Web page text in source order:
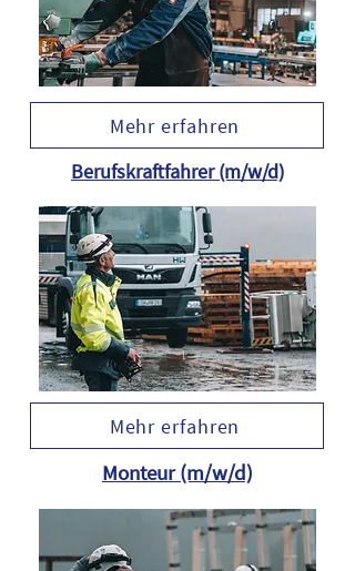
Mehr erfahren
Berufskraftfahrer (m/w/d)
Mehr erfahren
Monteur (m/w/d)